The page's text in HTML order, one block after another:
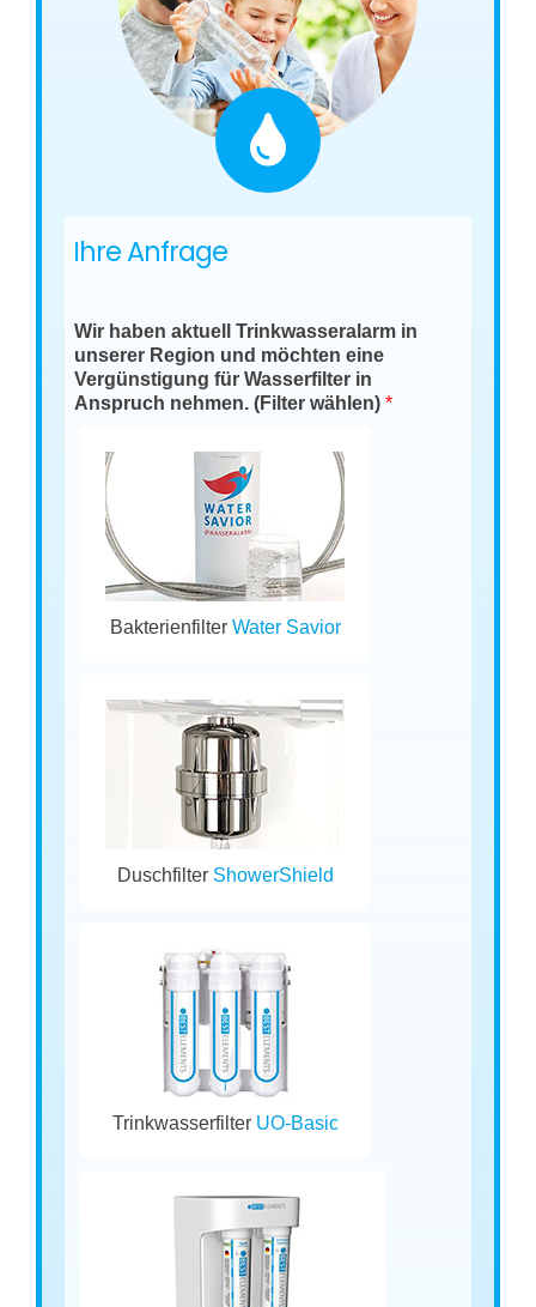
Ihre Anfrage
Wir haben aktuell Trinkwasseralarm in
unserer Region und möchten eine
Vergünstigung für Wasserfilter in
Anspruch nehmen. (Filter wählen)*
Bakterienfilter Water Savior
Duschfilter ShowerShield
Trinkwasserfilter UO-Basic